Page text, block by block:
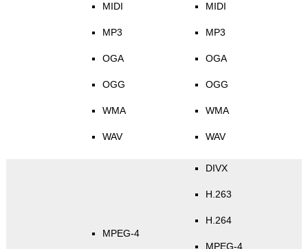
MIDI
MP3
OGA
OGG
WMA
WAV
MIDI
MP3
OGA
OGG
WMA
WAV
MPEG-4
DIVX
H.263
H.264
MPEG-4